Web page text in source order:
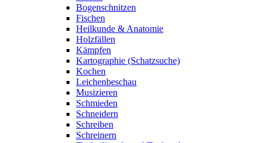
Bogenschnitzen
Fischen
Heilkunde & Anatomie
Holzfällen
Kämpfen
Kartographie (Schatzsuche)
Kochen
Leichenbeschau
Musizieren
Schmieden
Schneidern
Schreiben
Schreinern